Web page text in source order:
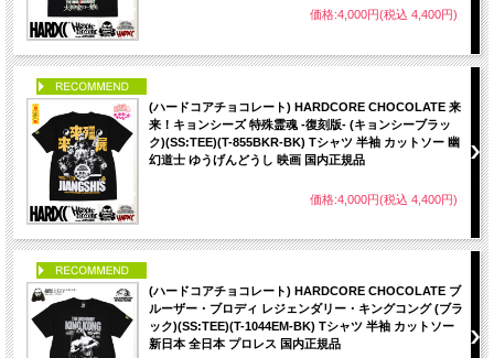
価格:4,000円(税込 4,400円)
(ハードコアチョコレート) HARDCORE CHOCOLATE 来
来！キョンシーズ 特殊霊魂 -復刻版- (キョンシーブラッ
ク)(SS:TEE)(T-855BKR-BK) Tシャツ 半袖 カットソー 幽
幻道士 ゆうげんどうし 映画 国内正規品
価格:4,000円(税込 4,400円)
(ハードコアチョコレート) HARDCORE CHOCOLATE ブ
ルーザー・ブロディ レジェンダリー・キングコング (ブラ
ック)(SS:TEE)(T-1044EM-BK) Tシャツ 半袖 カットソー
新日本 全日本 プロレス 国内正規品